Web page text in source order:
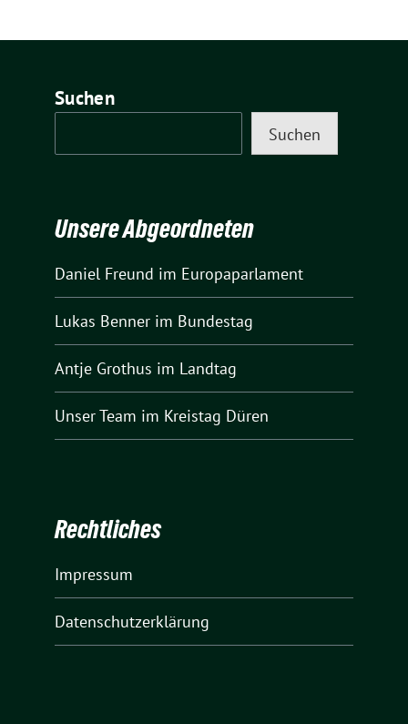
Suchen
Suchen
Unsere Abgeordneten
Daniel Freund im Europaparlament
Lukas Benner im Bundestag
Antje Grothus im Landtag
Unser Team im Kreistag Düren
Rechtliches
Impressum
Datenschutzerklärung